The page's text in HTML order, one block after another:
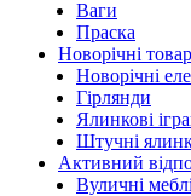
Ваги
Праска
Новорічні
Новорічні
Гірлянди
Ялинкові
Штучні
Активний
Вуличні